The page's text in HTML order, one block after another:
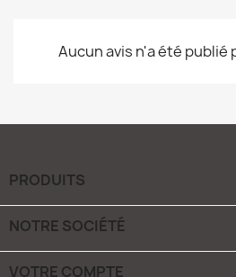
Aucun avis n'a été publié
PRODUITS
NOTRE SOCIÉTÉ
VOTRE COMPTE